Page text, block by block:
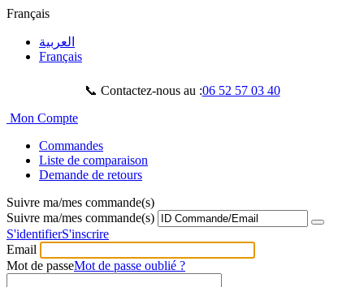
Français
العربية
Français
📞 Contactez-nous au :06 52 57 03 40
Mon Compte
Commandes
Liste de comparaison
Demande de retours
Suivre ma/mes commande(s)
Suivre ma/mes commande(s)
S'identifierS'inscrire
Email
Mot de passeMot de passe oublié ?